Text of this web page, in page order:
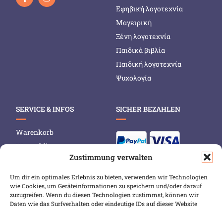
Zustimmung verwalten
Um dir ein optimales Erlebnis zu bieten, verwenden wir Technologien
wie Cookies, um Geräteinformationen zu speichern und/oder darauf
zuzugreifen. Wenn du diesen Technologien zustimmst, können wir
Daten wie das Surfverhalten oder eindeutige IDs auf dieser Website
Εφηβική λογοτεχνία
Μαγειρική
Ξένη λογοτεχνία
Παιδικά βιβλία
Παιδική λογοτεχνία
Ψυχολογία
SERVICE & INFOS
Warenkorb
Wunschliste
Versand & Lieferung
Zahlungsweisen
Widerruf
SICHER BEZAHLEN